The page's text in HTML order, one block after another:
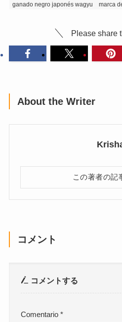
ganado negro japonés wagyu
marca
Please share
About the Writer
この著者の記
コメント
コメントする
Comentario*